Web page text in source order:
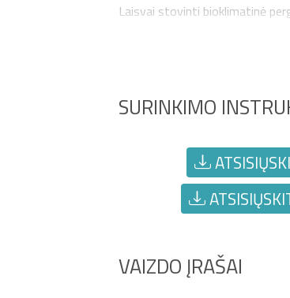
Laisvai stovinti bioklimatinė
SURINKIMO
VAIZDO ĮRAŠAI